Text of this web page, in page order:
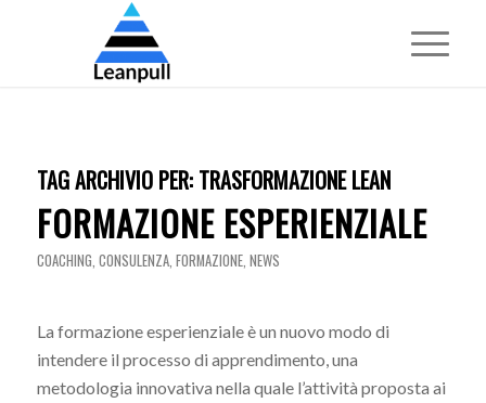
TAG ARCHIVIO PER: TRASFORMAZIONE LEAN
FORMAZIONE ESPERIENZIALE
COACHING, CONSULENZA, FORMAZIONE, NEWS
La formazione esperienziale è un nuovo modo di
intendere il processo di apprendimento, una
metodologia innovativa nella quale l’attività proposta ai